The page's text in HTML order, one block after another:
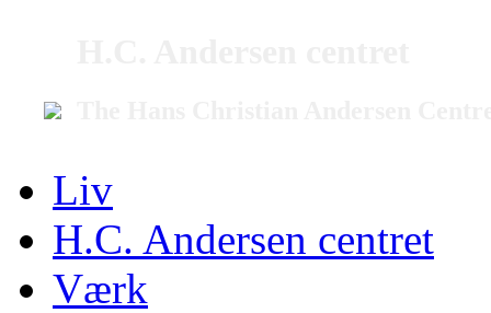
Liv
H.C. Andersen centret
Værk